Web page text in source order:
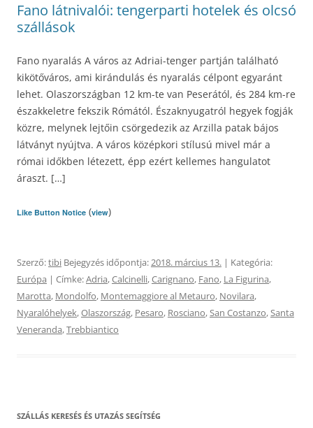
Fano látnivalói: tengerparti hotelek és olcsó
szállások
Fano nyaralás A város az Adriai-tenger partján található
kikötőváros, ami kirándulás és nyaralás célpont egyaránt
lehet. Olaszországban 12 km-te van Peserától, és 284 km-re
északkeletre fekszik Rómától. Északnyugatról hegyek fogják
közre, melynek lejtőin csörgedezik az Arzilla patak bájos
látványt nyújtva. A város középkori stílusú mivel már a
római időkben létezett, épp ezért kellemes hangulatot
áraszt. […]
Like Button Notice (view)
Szerző:tibi Bejegyzés időpontja:2018. március 13. | Kategória:
Európa | Címke:Adria,Calcinelli,Carignano, Fano, La Figurina,
Marotta, Mondolfo, Montemaggiore al Metauro, Novilara,
Nyaralóhelyek,Olaszország, Pesaro, Rosciano,San Costanzo,Santa
Veneranda,Trebbiantico
SZÁLLÁS KERESÉS ÉS UTAZÁS SEGÍTSÉG